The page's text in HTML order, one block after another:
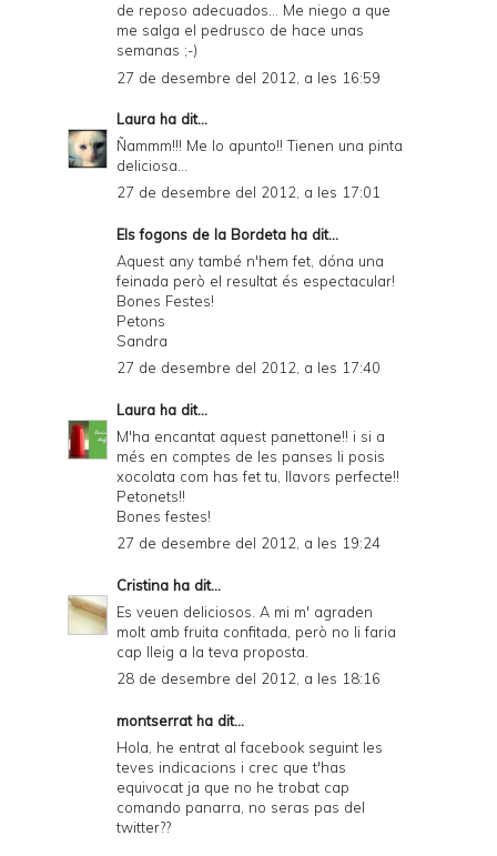
de reposo adecuados... Me niego a que
me salga el pedrusco de hace unas
semanas ;-)
27 de desembre del 2012, a les 16:59
Laura ha dit...
Ñammm!!! Me lo apunto!! Tienen una pinta
deliciosa...
27 de desembre del 2012, a les 17:01
Els fogons de la Bordeta ha dit...
Aquest any també n'hem fet, dóna una
feinada però el resultat és espectacular!
Bones Festes!
Petons
Sandra
27 de desembre del 2012, a les 17:40
Laura ha dit...
M'ha encantat aquest panettone!! i si a
més en comptes de les panses li posis
xocolata com has fet tu, llavors perfecte!!
Petonets!!
Bones festes!
27 de desembre del 2012, a les 19:24
Cristina ha dit...
Es veuen deliciosos. A mi m' agraden
molt amb fruita confitada, però no li faria
cap lleig a la teva proposta.
28 de desembre del 2012, a les 18:16
montserrat ha dit...
Hola, he entrat al facebook seguint les
teves indicacions i crec que t'has
equivocat ja que no he trobat cap
comando panarra, no seras pas del
twitter??